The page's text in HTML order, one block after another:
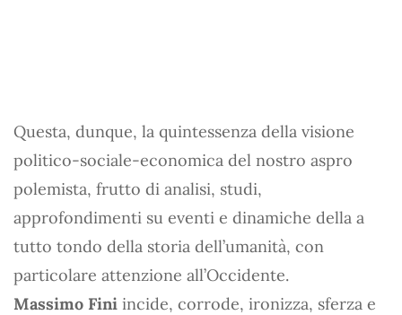
Questa, dunque, la quintessenza della visione
politico-sociale-economica del nostro aspro
polemista, frutto di analisi, studi,
approfondimenti su eventi e dinamiche della a
tutto tondo della storia dell’umanità, con
particolare attenzione all’Occidente.
Massimo Fini incide, corrode, ironizza, sferza e